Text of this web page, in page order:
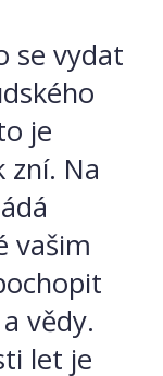
se vydat
je
zní. Na
vašim
vědy.
let je